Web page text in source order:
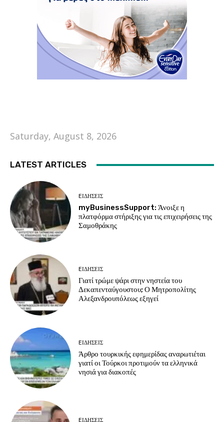
Saturday, August 8, 2026
LATEST ARTICLES
EΙΔΗΣΕΙΣ
myBusinessSupport: Άνοιξε η
πλατφόρμα στήριξης για τις επιχειρήσεις της
Σαμοθράκης
EΙΔΗΣΕΙΣ
Γιατί τρώμε ψάρι στην νηστεία του
Δεκαπενταύγουστου; Ο Μητροπολίτης
Αλεξανδρουπόλεως εξηγεί
EΙΔΗΣΕΙΣ
Άρθρο τουρκικής εφημερίδας αναρωτιέται
γιατί οι Τούρκοι προτιμούν τα ελληνικά
νησιά για διακοπές
EΙΔΗΣΕΙΣ